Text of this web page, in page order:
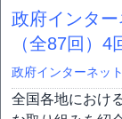
政府インタ
（全87回） 4
政府インターネッ
全国各地におけ